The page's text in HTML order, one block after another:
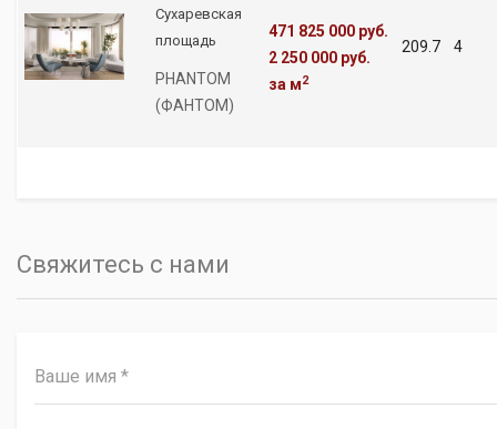
Сухаревская
площадь
PHANTOM
(ФАНТОМ)
471 825 000 руб.
2 250 000 руб.
за м2
209.7 4
Свяжитесь с нами